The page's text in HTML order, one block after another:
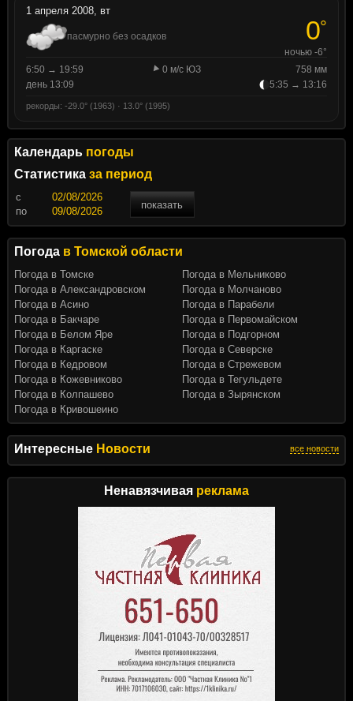
Интересные Новости все новости
Ненавязчивая реклама
1 апреля 2008, вт
пасмурно без осадков 0°
ночью -6°
6:50 → 19:59
0 м/с ЮЗ
758 мм
день 13:09
5:35 → 13:16
рекорды: -29.0° (1963) · 13.0° (1995)
Календарь погоды
Статистика за период
c
показать
по
Погода в Томской области
Погода в Томске
Погода в Александровском
Погода в Асино
Погода в Бакчаре
Погода в Белом Яре
Погода в Каргаске
Погода в Кедровом
Погода в Кожевниково
Погода в Колпашево
Погода в Кривошеино
Погода в Мельниково
Погода в Молчаново
Погода в Парабели
Погода в Первомайском
Погода в Подгорном
Погода в Северске
Погода в Стрежевом
Погода в Тегульдете
Погода в Зырянском